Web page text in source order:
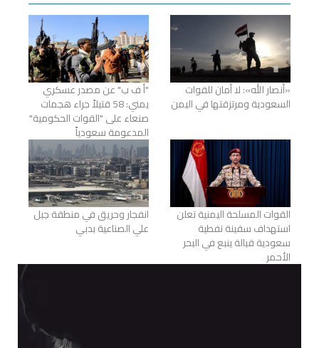
«أنصار الله»: لا أمان للقوات
السعودية ومرتزقتها في اليمن
"أ ف ب" عن مصدر عسكري
يمني: 58 قتيلاً جراء هجمات
صنعاء على "القوات الحكومية"
المدعومة سعودياً
القوات المسلحة اليمنية تعلن
استهداف سفينة نفطية
سعودية قبالة ينبع في البحر
الأحمر
انفجار وحريق في منطقة جبل
علي الصناعية بدبي